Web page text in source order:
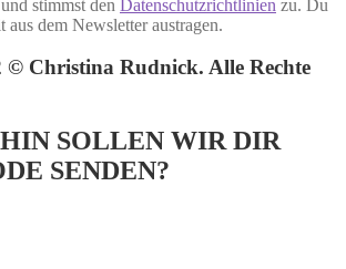
stimmst den Datenschutzrichtlinien zu. Du
aus dem Newsletter austragen.
© Christina Rudnick. Alle Rechte
SOLLEN WIR DIR
SENDEN?